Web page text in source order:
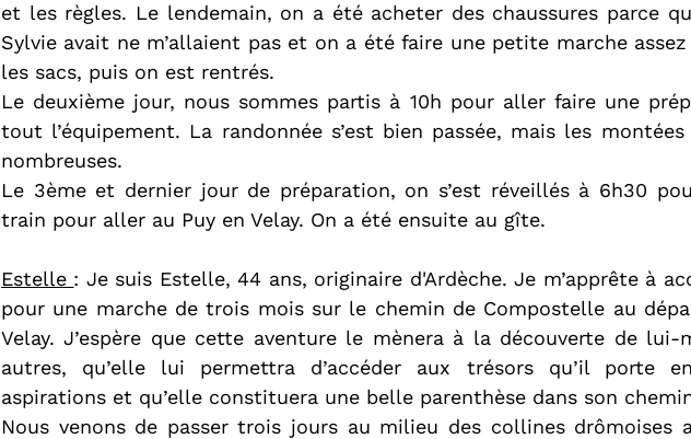
et les règles. Le lendemain, on a été acheter des chaussures parce
Sylvie avait ne m’allaient pas et on a été faire une petite marche
les sacs, puis on est rentrés.
Le deuxième jour, nous sommes partis à 10h pour aller faire une
tout l’équipement. La randonnée s’est bien passée, mais les
nombreuses.
Le 3ème et dernier jour de préparation, on s’est réveillés à 6h30
train pour aller au Puy en Velay. On a été ensuite au gîte.
Estelle : Je suis Estelle, 44 ans, originaire d'Ardèche. Je m’apprête à
pour une marche de trois mois sur le chemin de Compostelle au
Velay. J’espère que cette aventure le mènera à la découverte de lui-
autres, qu’elle lui permettra d’accéder aux trésors qu’il porte
aspirations et qu’elle constituera une belle parenthèse dans son
Nous venons de passer trois jours au milieu des collines drômoises